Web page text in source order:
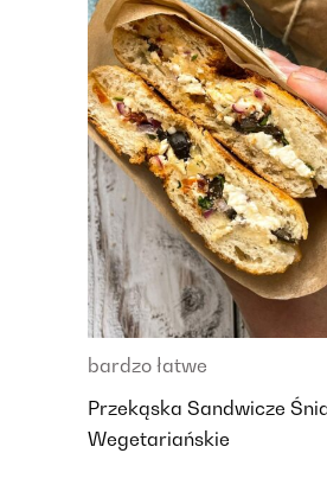
bardzo łatwe
Przekąska Sandwicze
Wegetariańskie